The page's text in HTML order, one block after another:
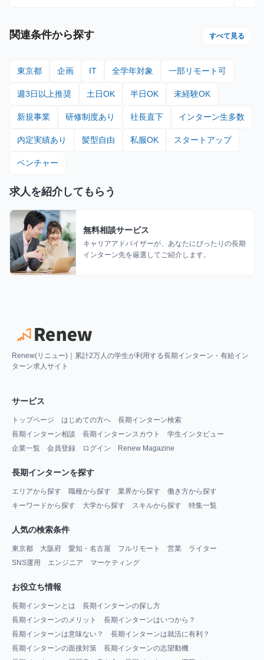
関連条件から探す すべて見る
東京都 企画 IT 全学年対象 一部リモート可
週3日以上推奨 土日OK 半日OK 未経験OK
新規事業 研修制度あり 社長直下 インターン生多数
内定実績あり 髪型自由 私服OK スタートアップ
ベンチャー
求人を紹介してもらう
無料相談サービス
キャリアアドバイザーが、あなたにぴったりの長期
インターン先を厳選してご紹介します。
Renew(リニュー)｜累計2万人の学生が利用する長期インターン・有給イン
ターン求人サイト
サービス
トップページ はじめての方へ
長期インターン検索
長期インターン相談
長期インターンスカウト
学生インタビュー
企業一覧
会員登録 ログイン Renew Magazine
長期インターンを探す
エリアから探す 職種から探す 業界から探す
働き方から探す
キーワードから探す
大学から探す スキルから探す 特集一覧
人気の検索条件
東京都 大阪府 愛知・名古屋 フルリモート 営業
ライター
SNS運用
エンジニア マーケティング
お役立ち情報
長期インターンとは
長期インターンの探し方
長期インターンのメリット
長期インターンはいつから？
長期インターンは意味ない？
長期インターンは就活に有利？
長期インターンの面接対策
長期インターンの志望動機